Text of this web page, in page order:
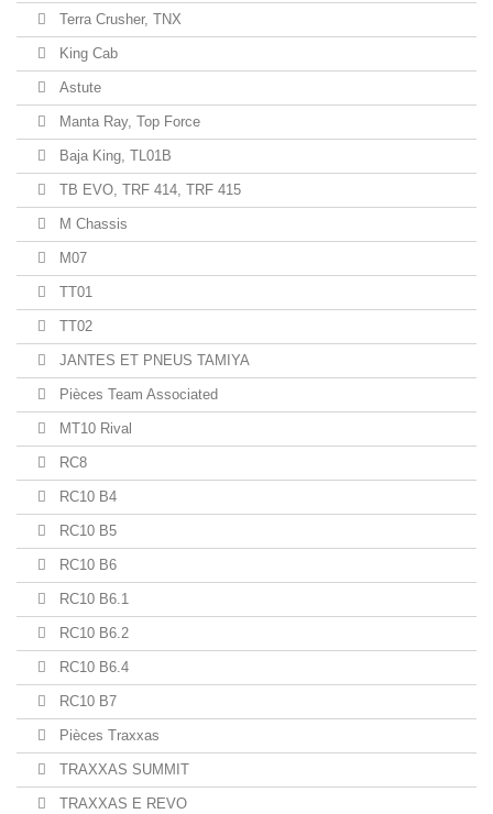
Terra Crusher, TNX
King Cab
Astute
Manta Ray, Top Force
Baja King, TL01B
TB EVO, TRF 414, TRF 415
M Chassis
M07
TT01
TT02
JANTES ET PNEUS TAMIYA
Pièces Team Associated
MT10 Rival
RC8
RC10 B4
RC10 B5
RC10 B6
RC10 B6.1
RC10 B6.2
RC10 B6.4
RC10 B7
Pièces Traxxas
TRAXXAS SUMMIT
TRAXXAS E REVO